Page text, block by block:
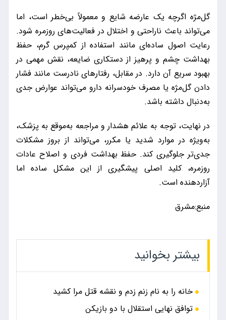
گل‌مژه اگرچه یک عارضه شایع و معمولاً بی‌خطر است، اما
می‌تواند باعث ناراحتی و اختلال در فعالیت‌های روزمره شود.
رعایت اصول ساده‌ای مانند استفاده از کمپرس گرم، حفظ
بهداشت چشم و پرهیز از دستکاری ضایعه، نقش مهمی در
بهبود سریع آن دارد. در مقابل، رفتارهای نادرست مانند فشار
دادن گل‌مژه یا مصرف خودسرانه دارو می‌تواند عوارض جدی
به‌دنبال داشته باشد.
در نهایت، توجه به علائم هشدار و مراجعه به‌موقع به پزشک،
به‌ویژه در موارد شدید یا مکرر، می‌تواند از بروز مشکلات
جدی‌تر جلوگیری کند. حفظ بهداشت فردی و اصلاح عادات
روزمره، کلید اصلی پیشگیری از این مشکل ساده اما
آزاردهنده است.
منبع:مشرق
بیشتر بخوانید
خانه را به نام زنم زدم و نقشه قتل مرا کشید
توافق نهایی استقلال با دو بازیکن